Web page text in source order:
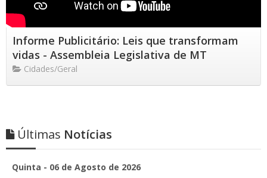
Informe Publicitário: Leis que transformam
vidas - Assembleia Legislativa de MT
Cidades/Geral
Últimas Notícias
Quinta - 06 de Agosto de 2026